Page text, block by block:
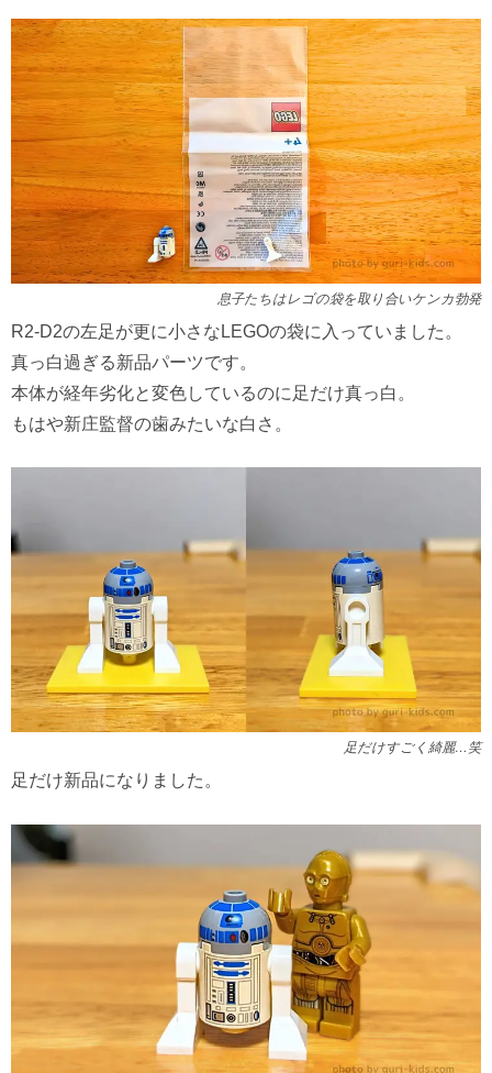
息子たちはレゴの袋を取り合いケンカ勃発
R2-D2の左足が更に小さなLEGOの袋に入っていました。
真っ白過ぎる新品パーツです。
本体が経年劣化と変色しているのに足だけ真っ白。
もはや新庄監督の歯みたいな白さ。
足だけすごく綺麗…笑
足だけ新品になりました。